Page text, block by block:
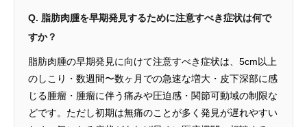
Q. 脂肪肉腫を早期発見するために注意すべき症状は何で
すか？
脂肪肉腫の早期発見に向けて注意すべき症状は、5cm以上
のしこり・数週間〜数ヶ月での急速な増大・皮下深部に感
じる腫瘤・腫瘤に伴う痛みや圧迫感・関節可動域の制限な
どです。ただし初期は無痛のことが多く発見が遅れやすい